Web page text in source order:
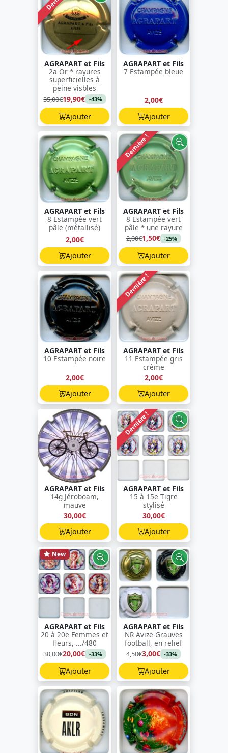
AGRAPART et Fils
2a Or * rayures
superficielles à
peine visbles
35,00€19,90€ -43%
Ajouter
AGRAPART et Fils
7 Estampée bleue
2,00€
Ajouter
AGRAPART et Fils
8 Estampée vert
pâle (métallisé)
2,00€
Ajouter
Dernière !
AGRAPART et Fils
8 Estampée vert
pâle * une rayure
2,00€1,50€ -25%
Ajouter
AGRAPART et Fils
10 Estampée noire
2,00€
Ajouter
Dernière !
AGRAPART et Fils
11 Estampée gris
crème
2,00€
Ajouter
AGRAPART et Fils
14g Jéroboam,
mauve
30,00€
Ajouter
Dernière !
AGRAPART et Fils
15 à 15e Tigre
stylisé
30,00€
Ajouter
New
AGRAPART et Fils
20 à 20e Femmes et
fleurs, .../480
30,00€20,00€ -33%
Ajouter
AGRAPART et Fils
NR Avize-Grauves
football, en relief
4,50€3,00€ -33%
Ajouter